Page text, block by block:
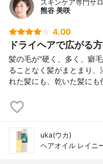
スキンケア専門サ
熊谷 美咲
4.00
ドライヘアで広がる
髪の毛が"硬く、多く、癖
ることなく髪がまとまり
れた髪にも、乾いた髪に
uka(ウカ)
ヘアオイル レイニ